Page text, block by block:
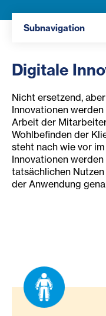
Subnavigation
Digitale
Nicht ersetzend,
Innovationen
Arbeit der
Wohlbefinden der
steht nach wie vor
Innovationen
tatsächlichen
der Anwendung